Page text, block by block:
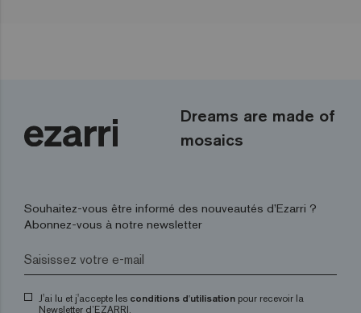
Dreams are made of
mosaics
Souhaitez-vous être informé des nouveautés d’Ezarri ?
Abonnez-vous à notre newsletter
J'ai lu et j'accepte les conditions d'utilisation pour recevoir la
Newsletter d’EZARRI.